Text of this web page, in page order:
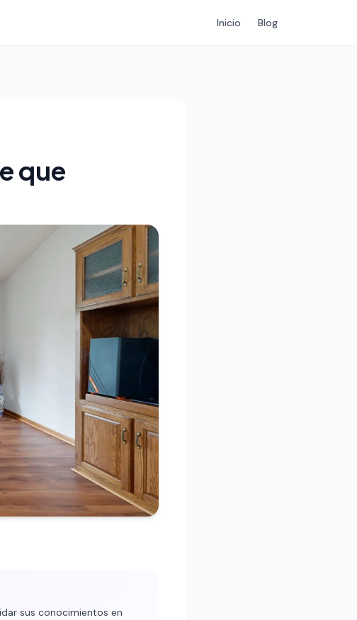
Inicio Blog
que
sus conocimientos en